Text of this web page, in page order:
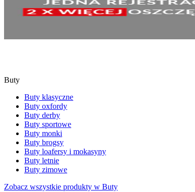
Buty
Buty klasyczne
Buty oxfordy
Buty derby
Buty sportowe
Buty monki
Buty brogsy
Buty loafersy i mokasyny
Buty letnie
Buty zimowe
Zobacz wszystkie produkty w Buty